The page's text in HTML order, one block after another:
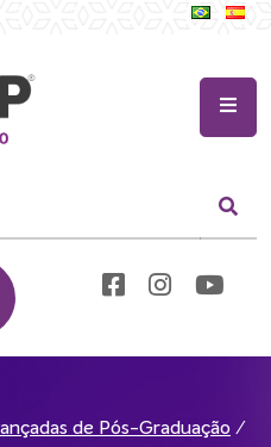
de Pós-Graduação /